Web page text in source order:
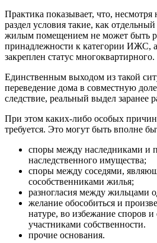
Практика показывает, что,
раздел условия такие, как
жилым помещением не может быть
принадлежности к категории ИЖС,
закреплен статус многоквартирного.
Единственным выходом из такой
переведение дома в совместную
следствие, реальный выдел заранее
При этом каких-либо особых причин
требуется. Это могут быть вполне
споры между наследниками и
наследственного имущества;
споры между соседями,
сособственниками жилья;
разногласия между жильцами
желание обособиться и
натуре, во избежание споров
участниками собственности.
прочие основания.